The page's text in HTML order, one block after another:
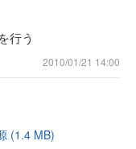
行う
2010/01/21 14:00
(1.4 MB)